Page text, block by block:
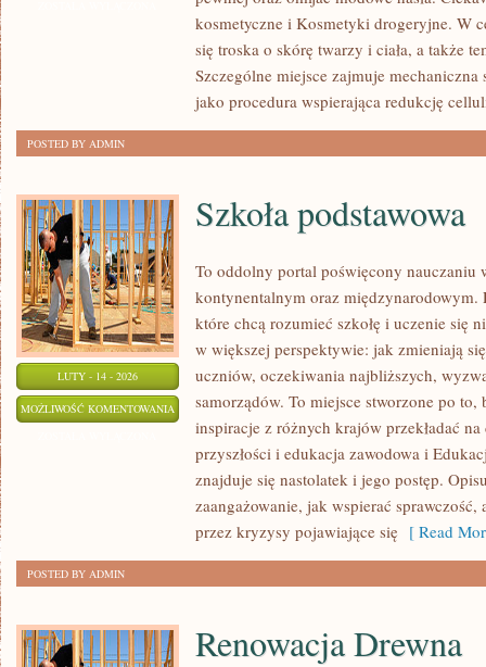
URODA,
ZDROWIE
kosmetyczne i Kosmetyki drogeryjne. W
się troska o skórę twarzy i ciała, a także
Szczególne miejsce zajmuje
jako procedura wspierająca redukcję
POSTED BY ADMIN
LUTY - 14 - 2026
MOŻLIWOŚĆ KOMENTOWANIA SZKOŁA
PODSTAWOWA
Szkoła podstawowa
To oddolny portal poświęcony nauczaniu
kontynentalnym oraz międzynarodowym.
które chcą rozumieć szkołę i uczenie się
w większej perspektywie: jak zmieniają
uczniów, oczekiwania najbliższych,
samorządów. To miejsce stworzone po to,
inspiracje z różnych krajów przekładać
przyszłości i edukacja zawodowa i
znajduje się nastolatek i jego postęp.
zaangażowanie, jak wspierać
przez kryzysy pojawiające się [ Read
POSTED BY ADMIN
Renowacja Drewna